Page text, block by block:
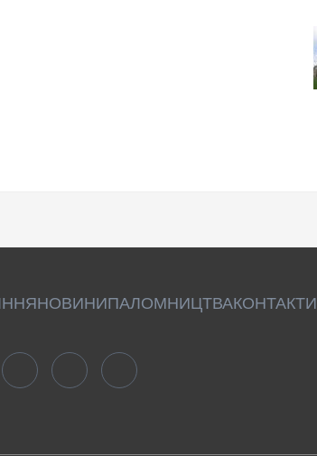
НОВИНИПАЛОМНИЦТВАКОНТАКТИ